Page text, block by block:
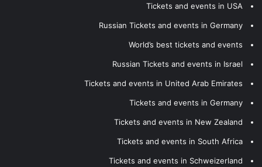
Tickets and events in USA
Russian Tickets and events in Germany
World’s best tickets and events
Russian Tickets and events in Israel
Tickets and events in United Arab Emirates
Tickets and events in Germany
Tickets and events in New Zealand
Tickets and events in South Africa
Tickets and events in Schweizerland